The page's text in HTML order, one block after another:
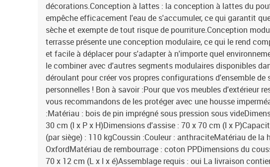
décorations.Conception à lattes : la conception à lattes du
empêche efficacement l'eau de s'accumuler, ce qui garantit
sèche et exempte de tout risque de pourriture.Conception
terrasse présente une conception modulaire, ce qui le rend
et facile à déplacer pour s'adapter à n'importe quel
le combiner avec d'autres segments modulaires disponibles
déroulant pour créer vos propres configurations d'ensemble de
personnelles ! Bon à savoir :Pour que vos meubles d'extérieur
vous recommandons de les protéger avec une housse
:Matériau : bois de pin imprégné sous pression sous
30 cm (l x P x H)Dimensions d'assise : 70 x 70 cm (l x
(par siège) : 110 kgCoussin :Couleur : anthraciteMatériau de la
OxfordMatériau de rembourrage : coton PPDimensions du
70 x 12 cm (L x l x é)Assemblage requis : oui La livraison